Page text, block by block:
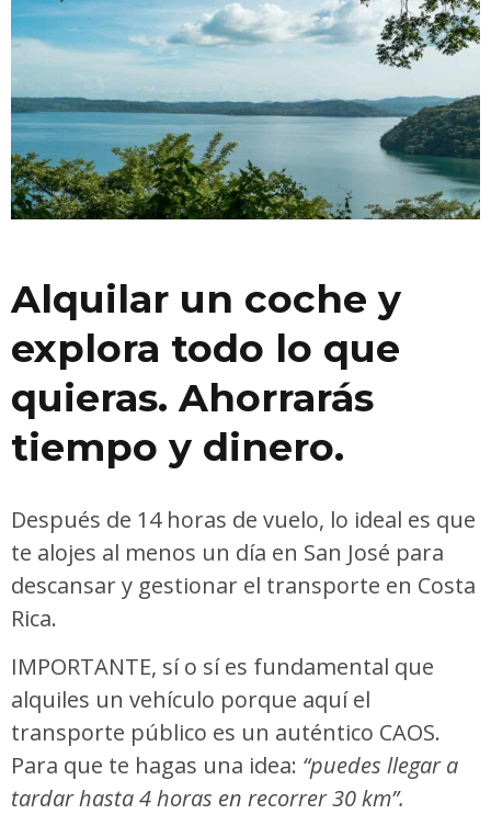
Alquilar un coche y
explora todo lo que
quieras. Ahorrarás
tiempo y dinero.
Después de 14 horas de vuelo, lo ideal es que
te alojes al menos un día en San José para
descansar y gestionar el transporte en Costa
Rica.
IMPORTANTE, sí o sí es fundamental que
alquiles un vehículo porque aquí el
transporte público es un auténtico CAOS.
Para que te hagas una idea: “puedes llegar a
tardar hasta 4 horas en recorrer 30 km”.